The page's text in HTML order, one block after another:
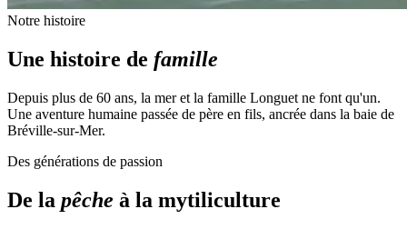
Notre histoire
Une histoire de famille
Depuis plus de 60 ans, la mer et la famille Longuet ne font qu'un.
Une aventure humaine passée de père en fils, ancrée dans la baie de
Bréville-sur-Mer.
Des générations de passion
De la pêche à la mytiliculture